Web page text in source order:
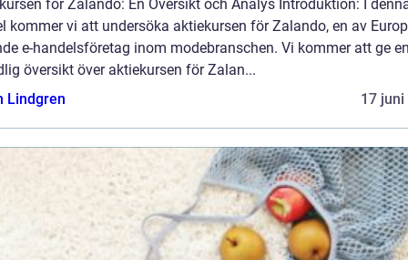
för Zalando: En Översikt och Analys Introduktion: I
kommer vi att undersöka aktiekursen för Zalando, en av
e-handelsföretag inom modebranschen. Vi kommer att ge
översikt över aktiekursen för Zalan...
Lindgren
17 juni